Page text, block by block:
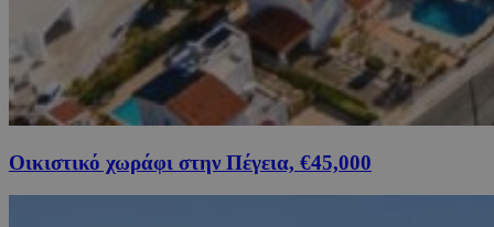
Οικιστικό χωράφι στην Πέγεια, €45,000